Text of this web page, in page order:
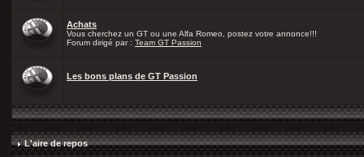
Achats
Vous cherchez un GT ou une Alfa Romeo, postez votre annonce!!!
Forum dirigé par : Team GT Passion
Les bons plans de GT Passion
L'aire de repos